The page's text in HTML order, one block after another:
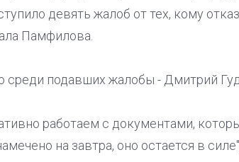
девять жалоб от тех, кому
Памфилова.
среди подавших жалобы - Дмитрий
работаем с документами,
на завтра, оно остается в